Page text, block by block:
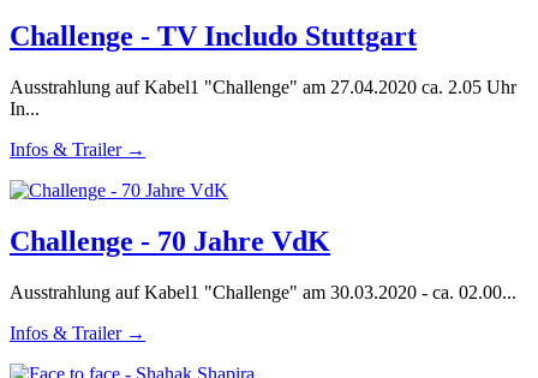
Challenge - TV Includo Stuttgart
Ausstrahlung auf Kabel1 "Challenge" am 27.04.2020 ca. 2.05 Uhr
In...
Infos & Trailer →
Challenge - 70 Jahre VdK
Ausstrahlung auf Kabel1 "Challenge" am 30.03.2020 - ca. 02.00...
Infos & Trailer →